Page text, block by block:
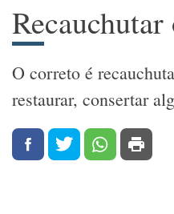
O correto é
restaurar, consertar